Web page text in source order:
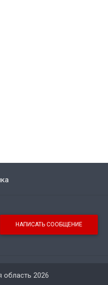
НАПИСАТЬ СООБЩЕНИЕ
область 2026